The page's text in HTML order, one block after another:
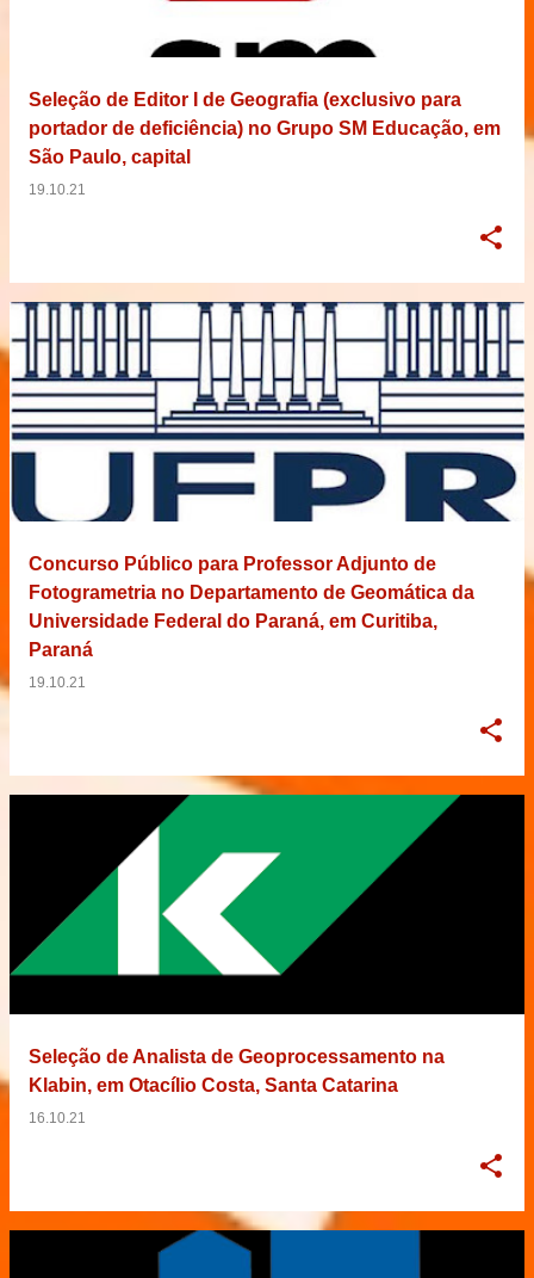
Seleção de Editor I de Geografia (exclusivo para
portador de deficiência) no Grupo SM Educação, em
São Paulo, capital
19.10.21
Concurso Público para Professor Adjunto de
Fotogrametria no Departamento de Geomática da
Universidade Federal do Paraná, em Curitiba,
Paraná
19.10.21
Seleção de Analista de Geoprocessamento na
Klabin, em Otacílio Costa, Santa Catarina
16.10.21